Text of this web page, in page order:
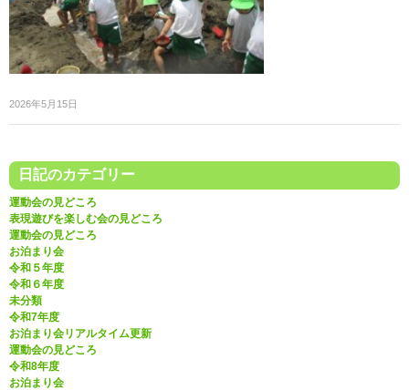
2026年5月15日
日記のカテゴリー
運動会の見どころ
表現遊びを楽しむ会の見どころ
運動会の見どころ
お泊まり会
令和５年度
令和６年度
未分類
令和7年度
お泊まり会リアルタイム更新
運動会の見どころ
令和8年度
お泊まり会